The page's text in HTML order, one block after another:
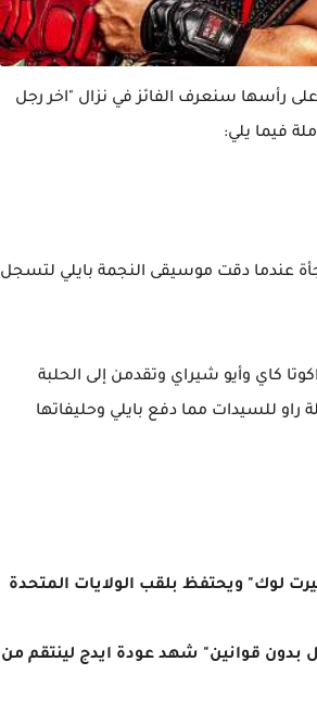
المثيرة وعلى رأسها سنعرف الفائز في نزال "اخر رجل
فيما يلي:
عندما دقت موسيقى النجمة بايلي لتسجل
كاي وأيو شيراي وتقدمن إلى الحلبة
للسيدات مما دفع بايلي وحليفاتها
لوك" ويحتفظ بلقب الولايات المتحدة
بدون قوانين" شهد عودة ايدج لينتقم من